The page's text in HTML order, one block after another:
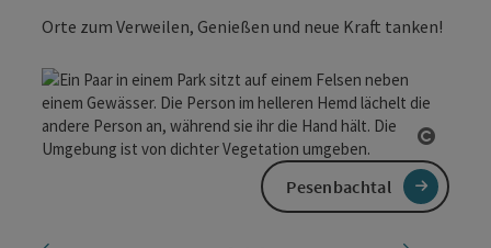
Orte zum Verweilen, Genießen und neue Kraft tanken!
Pesenbachtal